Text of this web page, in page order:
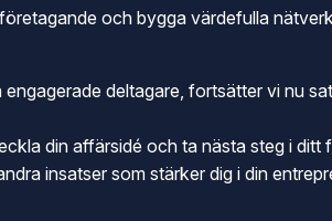
och bygga värdefulla
deltagare, fortsätter vi nu
din affärsidé och ta nästa steg i ditt
insatser som stärker dig i din